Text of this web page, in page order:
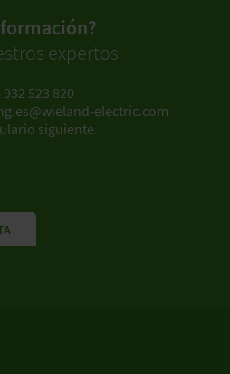
expertos
523 820
electric.com
siguiente.